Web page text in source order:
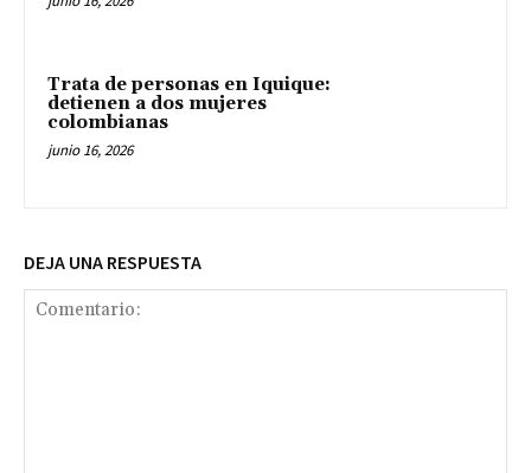
Trata de personas en Iquique:
detienen a dos mujeres
colombianas
junio 16, 2026
DEJA UNA RESPUESTA